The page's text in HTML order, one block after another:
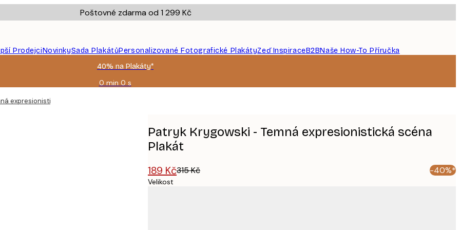
Poštovné zdarma od 1 299 Kč
ProdejciNovinkySada PlakátůPersonalizované Fotografické PlakátyZeď InspiraceB2BNaše How-To Příručka
40% na Plakáty*
0 min 0 s
Platné
expresionistická scéna Plakát
Patryk Krygowski - Temná expresionistická scéna
Plakát
189 Kč315 Kč -40%*
Velikost